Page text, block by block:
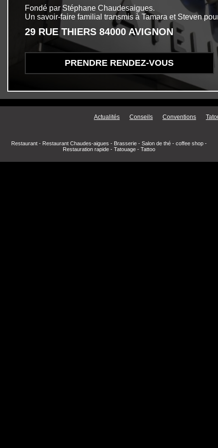
Fondé par Stéphane Chaudesaigues.
Un savoir-faire familial transmis à Tamara et Steven
29 RUE THIERS 84000 AVIGNON
PRENDRE RENDEZ-VOUS
Menu secondaire
Actualités Conseils Conventions
Restaurant - Restaurant Chaudes-aigues - Brasserie - Salon de thé - coffee shop -
Restauration rapide - Tatouage - Tattoo